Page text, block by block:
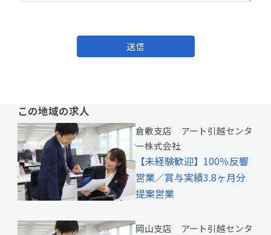
送信
この地域の求人
倉敷支店 アート引越センタ
ー株式会社
【未経験歓迎】100％反響
営業／賞与実績3.8ヶ月分
提案営業
岡山支店 アート引越センタ